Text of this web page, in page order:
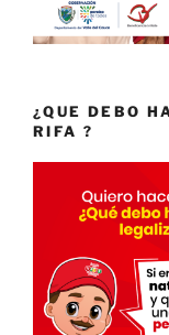
¿QUE DEBO
RIFA ?